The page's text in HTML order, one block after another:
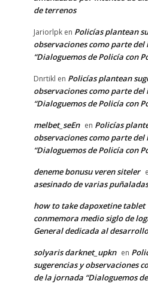
de terrenos
Jariorlpk en Policías plantean
observaciones como parte
“Dialoguemos de Policía con
Dnrtikl en Policías plantean
observaciones como parte
“Dialoguemos de Policía con
melbet_seEn en Policías
observaciones como parte
“Dialoguemos de Policía con
deneme bonusu veren siteler
asesinado de varias
how to take dapoxetine tablet
conmemora medio siglo de
General dedicada al
solyaris darknet_upkn en
sugerencias y observaciones
de la jornada “Dialoguemos